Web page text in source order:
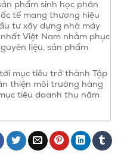
phẩm sinh học phân
tế mang thương hiệu
tư xây dựng nhà máy
Việt Nam nhằm phục
liệu, sản phẩm
mục tiêu trở thành Tập
thiện môi trường hàng
tiêu doanh thu năm